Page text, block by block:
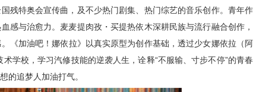
残特奥会宣传曲，及不少热门剧集、热门综艺的音乐创作。青年作
感与治愈力。麦麦提肉孜・买提热依木深耕民族与流行融合创作，
。 《加油吧！娜依拉》以真实原型为创作基础 ，透过少女娜依拉 （ 阿
术学校，学习汽修技能的逆袭人生，诠释“不服输、寸步不停”的青春
的追梦人加油打气。